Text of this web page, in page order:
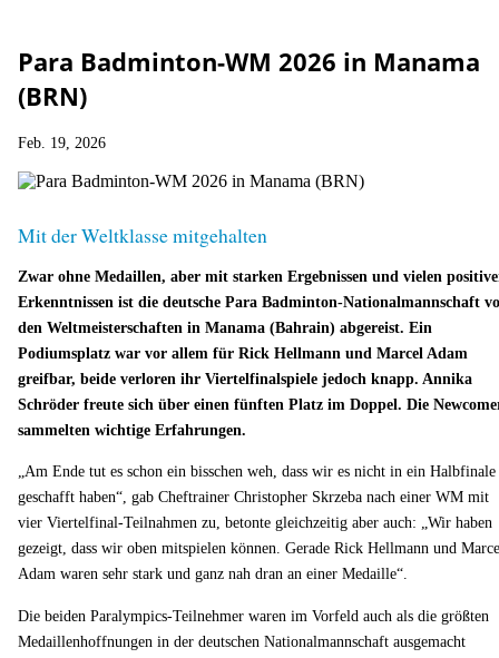
Para Badminton-WM 2026 in Manama
(BRN)
Feb. 19, 2026
Mit der Weltklasse mitgehalten
Zwar ohne Medaillen, aber mit starken Ergebnissen und vielen
Erkenntnissen ist die deutsche Para Badminton-Nationalmannschaft
den Weltmeisterschaften in Manama (Bahrain) abgereist. Ein
Podiumsplatz war vor allem für Rick Hellmann und Marcel Adam
greifbar, beide verloren ihr Viertelfinalspiele jedoch knapp. Annika
Schröder freute sich über einen fünften Platz im Doppel. Die
sammelten wichtige Erfahrungen.
„Am Ende tut es schon ein bisschen weh, dass wir es nicht in ein Halbfinale
geschafft haben“, gab Cheftrainer Christopher Skrzeba nach einer WM mit
vier Viertelfinal-Teilnahmen zu, betonte gleichzeitig aber auch: „Wir haben
gezeigt, dass wir oben mitspielen können. Gerade Rick Hellmann und
Adam waren sehr stark und ganz nah dran an einer Medaille“.
Die beiden Paralympics-Teilnehmer waren im Vorfeld auch als die größten
Medaillenhoffnungen in der deutschen Nationalmannschaft ausgemacht